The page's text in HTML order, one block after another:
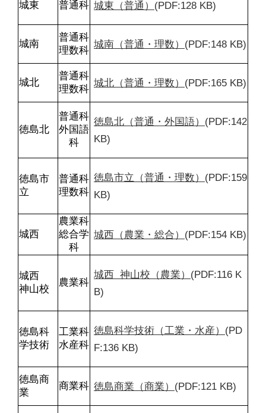
城東 普通科 城東（普通） (PDF:128 KB)
城南
普通科
理数科
城南（普通・理数） (PDF:148 KB)
城北
普通科
理数科
城北（普通・理数） (PDF:165 KB)
徳島北
普通科
外国語
科
徳島北（普通・外国語） (PDF:142
KB)
徳島市
立
普通科
理数科
徳島市立（普通・理数） (PDF:159
KB)
城西
農業科
総合学
科
城西（農業・総合） (PDF:154 KB)
城西
神山校
農業科
城西  神山校（農業） (PDF:116 K
B)
徳島科
学技術
工業科
水産科
徳島科学技術（工業・水産） (PD
F:136 KB)
徳島商
業
商業科 徳島商業（商業） (PDF:121 KB)